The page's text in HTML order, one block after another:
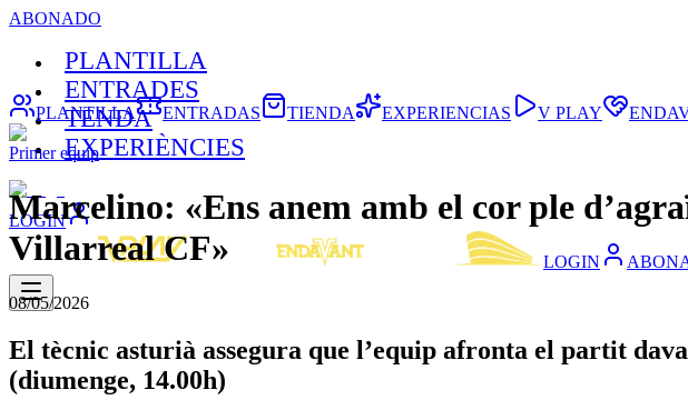
ABONADO
PLANTILLA
ENTRADES
TENDA
EXPERIÈNCIES
LOGIN
LOGIN
PLANTILLA ENTRADAS TIENDA EXPERIENCIAS V PLAY
Primer equip
Marcelino: «Ens anem amb el cor ple
Villarreal CF»
08/05/2026
El tècnic asturià assegura que l’equip afronta el partit
(diumenge, 14.00h)